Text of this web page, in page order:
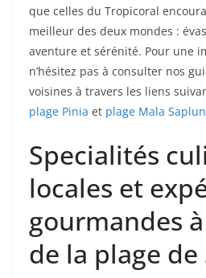
que celles du Tropicoral
meilleur des deux mondes :
aventure et sérénité. Pour une
n’hésitez pas à consulter nos
voisines à travers les liens
plage Pinia et plage Mala
Specialités
locales et
gourmandes
de la plage de